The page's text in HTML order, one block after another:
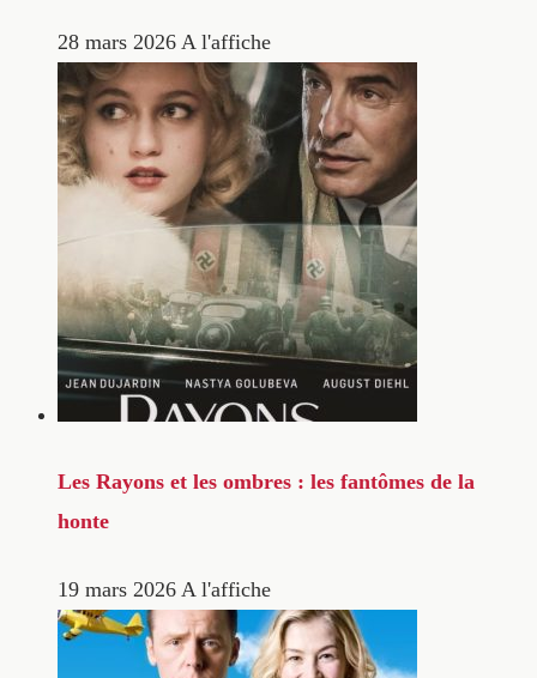
28 mars 2026 A l'affiche
Les Rayons et les ombres : les fantômes de la
honte
19 mars 2026 A l'affiche